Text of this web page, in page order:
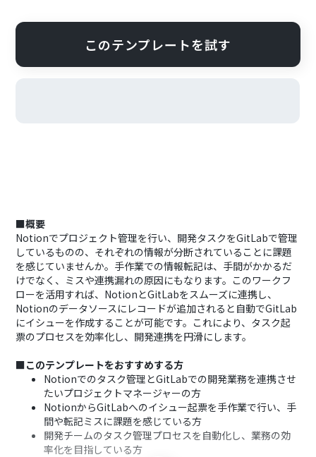
このテンプレートを試す
■概要
Notionでプロジェクト管理を行い、開発タスクをGitLabで管理
しているものの、それぞれの情報が分断されていることに課題
を感じていませんか。手作業での情報転記は、手間がかかるだ
けでなく、ミスや連携漏れの原因にもなります。このワークフ
ローを活用すれば、NotionとGitLabをスムーズに連携し、
Notionのデータソースにレコードが追加されると自動でGitLab
にイシューを作成することが可能です。これにより、タスク起
票のプロセスを効率化し、開発連携を円滑にします。
■このテンプレートをおすすめする方
Notionでのタスク管理とGitLabでの開発業務を連携させ
たいプロジェクトマネージャーの方
NotionからGitLabへのイシュー起票を手作業で行い、手
間や転記ミスに課題を感じている方
開発チームのタスク管理プロセスを自動化し、業務の効
率化を目指している方